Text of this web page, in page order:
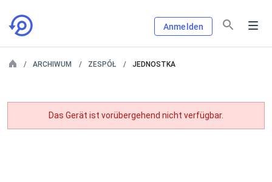
Anmelden
ARCHIWUM ZESPÓŁ JEDNOSTKA
Das Gerät ist vorübergehend nicht verfügbar.